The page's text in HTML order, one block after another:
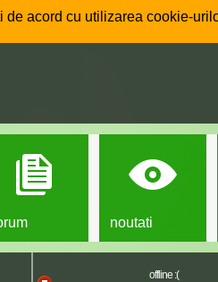
acord cu utilizarea cookie-
noutati
offline :(